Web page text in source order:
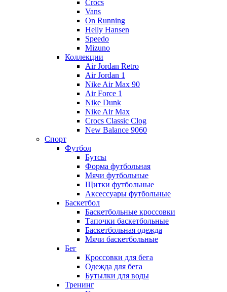
Crocs
Vans
On Running
Helly Hansen
Speedo
Mizuno
Коллекции
Air Jordan Retro
Air Jordan 1
Nike Air Max 90
Air Force 1
Nike Dunk
Nike Air Max
Crocs Classic Clog
New Balance 9060
Спорт
Футбол
Бутсы
Форма футбольная
Мячи футбольные
Щитки футбольные
Аксессуары футбольные
Баскетбол
Баскетбольные кроссовки
Тапочки баскетбольные
Баскетбольная одежда
Мячи баскетбольные
Бег
Кроссовки для бега
Одежда для бега
Бутылки для воды
Тренинг